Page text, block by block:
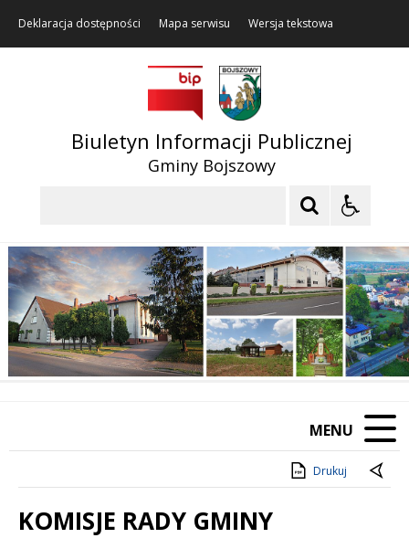
Deklaracja dostępności Mapa serwisu Wersja tekstowa
Biuletyn Informacji Publicznej
Gminy Bojszowy
MENU
Drukuj
KOMISJE RADY GMINY